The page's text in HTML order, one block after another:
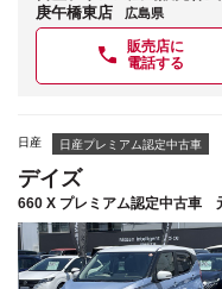
庚午橋東店
広島県
販売店に
電話する
日産 日産プレミアム認定中古車
デイズ
660 X プレミアム認定中古車